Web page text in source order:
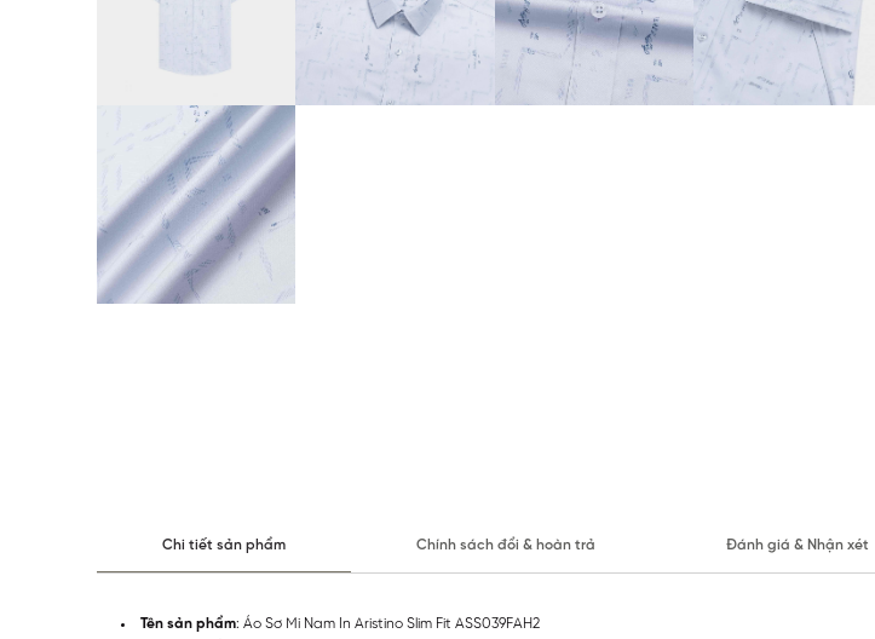
Chi tiết sản phẩm Chính sách đổi & hoàn trả Đánh giá & Nhận xét
Tên sản phẩm: Áo Sơ Mi Nam In Aristino Slim Fit ASS039FAH2